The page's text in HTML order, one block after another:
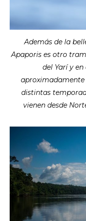
Además de la
Apaporis es otro
del Yarí y en
aproximadamente
distintas
vienen desde